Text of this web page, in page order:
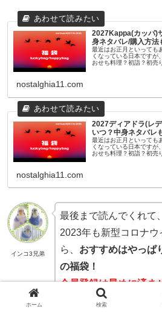
2027Kappa(カッパ)
身ネタバレ/購入方法
最近はお正月といっても
くなっている日本ですが
おせち料理？初詣？初売
nostalghia11.com
2027ディアドラ(レ
いつ？中身ネタバレ
最近はお正月といっても
くなっている日本ですが
おせち料理？初詣？初売
nostalghia11.com
インコ3兄弟
最後まで読んでくれて
2023年も新型コロナ
ら、 おすすめはやっぱ
の福袋！
会員登録は早めに済ま
福袋をゲット
してほし
ホーム 検索